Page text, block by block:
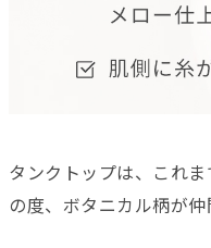
タンクトップは、これ
の度、ボタニカル柄が仲